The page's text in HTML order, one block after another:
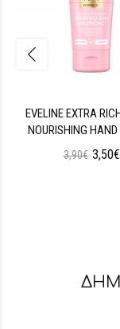
EVELINE EXTRA
NOURISHING
3,90€ 3,50€